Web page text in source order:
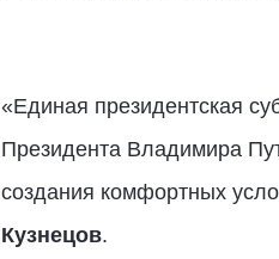
«Единая президентская
Президента Владимира
создания комфортных
Кузнецов.